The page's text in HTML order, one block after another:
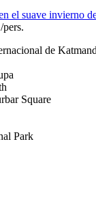
el suave invierno
/pers.
de
Square
Park